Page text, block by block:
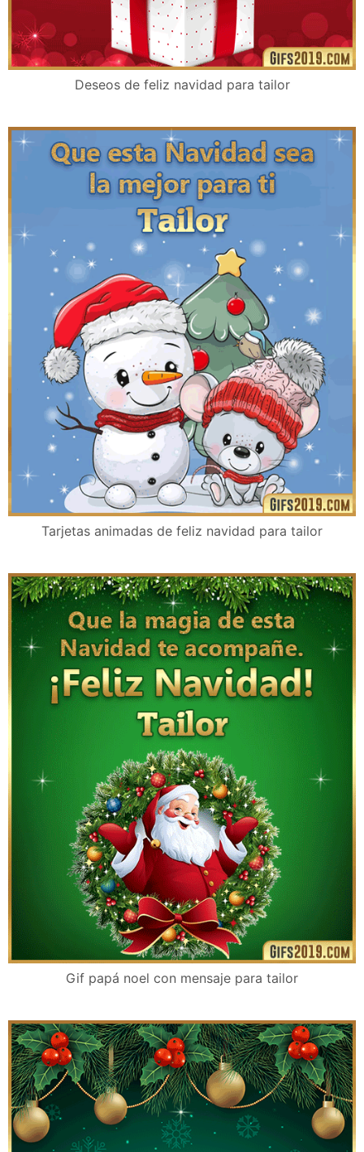
Deseos de feliz navidad para tailor
Tarjetas animadas de feliz navidad para tailor
Gif papá noel con mensaje para tailor